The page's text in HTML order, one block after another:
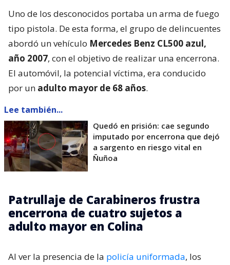
Uno de los desconocidos portaba un arma de fuego
tipo pistola. De esta forma, el grupo de delincuentes
abordó un vehículo Mercedes Benz CL500 azul,
año 2007, con el objetivo de realizar una encerrona.
El automóvil, la potencial víctima, era conducido
por un adulto mayor de 68 años.
Lee también...
Quedó en prisión: cae segundo
imputado por encerrona que dejó
a sargento en riesgo vital en
Ñuñoa
Patrullaje de Carabineros frustra
encerrona de cuatro sujetos a
adulto mayor en Colina
Al ver la presencia de la policía uniformada, los